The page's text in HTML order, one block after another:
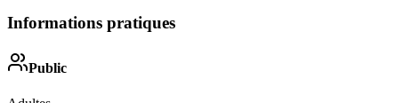
Informations pratiques
Public